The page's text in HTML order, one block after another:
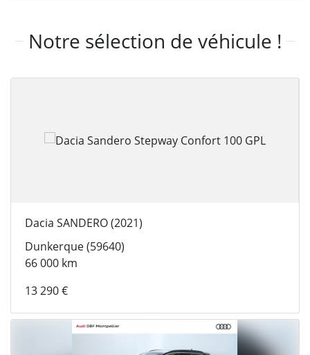
Notre sélection de véhicule !
Dacia SANDERO (2021)
Dunkerque (59640)
66 000 km
13 290 €